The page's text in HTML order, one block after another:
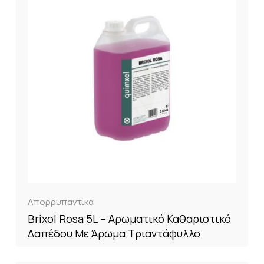
Απορρυπαντικά
Brixol Rosa 5L – Αρωματικό Καθαριστικό
Δαπέδου Με Άρωμα Τριαντάφυλλο